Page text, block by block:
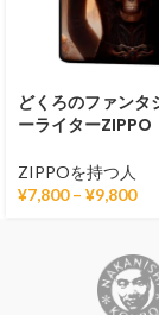
どくろのファンタ
ーライターZIPPO
ZIPPOを持つ人
¥7,800 – ¥9,800